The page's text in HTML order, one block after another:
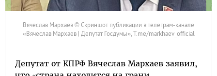
Вячеслав Мархаев © Скриншот публикации в телеграм-канале
«Вячеслав Мархаев | Депутат Госдумы», T.me/markhaev_official
Депутат от КПРФ Вячеслав Мархаев заявил,